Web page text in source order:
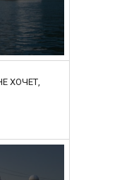
ХОЧЕТ,